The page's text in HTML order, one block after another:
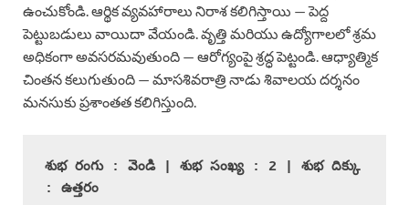
ఉంచుకోండి. ఆర్థిక వ్యవహారాలు నిరాశ కలిగిస్తాయి — పెద్ద
పెట్టుబడులు వాయిదా వేయండి. వృత్తి మరియు ఉద్యోగాలలో శ్రమ
అధికంగా అవసరమవుతుంది — ఆరోగ్యంపై శ్రద్ధ పెట్టండి. ఆధ్యాత్మిక
చింతన కలుగుతుంది — మాసశివరాత్రి నాడు శివాలయ దర్శనం
మనసుకు ప్రశాంతత కలిగిస్తుంది.
శుభ రంగు : వెండి | శుభ సంఖ్య : 2 | శుభ దిక్కు
: ఉత్తరం